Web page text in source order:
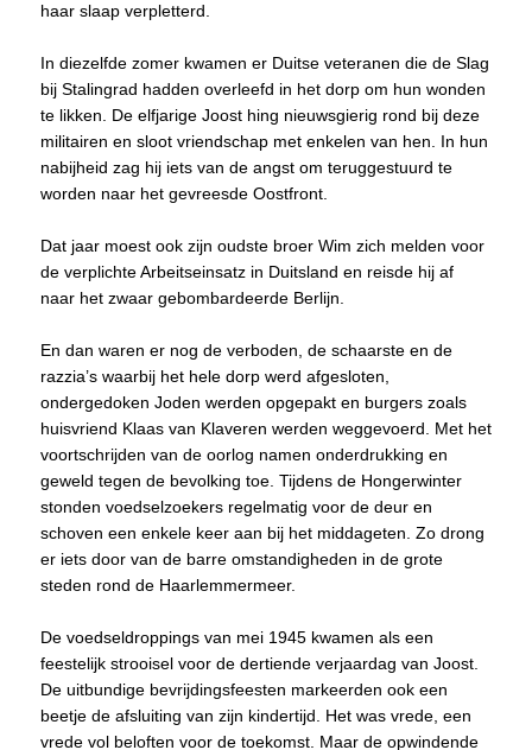
haar slaap verpletterd.
In diezelfde zomer kwamen er Duitse veteranen die de Slag
bij Stalingrad hadden overleefd in het dorp om hun wonden
te likken. De elfjarige Joost hing nieuwsgierig rond bij deze
militairen en sloot vriendschap met enkelen van hen. In hun
nabijheid zag hij iets van de angst om teruggestuurd te
worden naar het gevreesde Oostfront.
Dat jaar moest ook zijn oudste broer Wim zich melden voor
de verplichte Arbeitseinsatz in Duitsland en reisde hij af
naar het zwaar gebombardeerde Berlijn.
En dan waren er nog de verboden, de schaarste en de
razzia’s waarbij het hele dorp werd afgesloten,
ondergedoken Joden werden opgepakt en burgers zoals
huisvriend Klaas van Klaveren werden weggevoerd. Met het
voortschrijden van de oorlog namen onderdrukking en
geweld tegen de bevolking toe. Tijdens de Hongerwinter
stonden voedselzoekers regelmatig voor de deur en
schoven een enkele keer aan bij het middageten. Zo drong
er iets door van de barre omstandigheden in de grote
steden rond de Haarlemmermeer.
De voedseldroppings van mei 1945 kwamen als een
feestelijk strooisel voor de dertiende verjaardag van Joost.
De uitbundige bevrijdingsfeesten markeerden ook een
beetje de afsluiting van zijn kindertijd. Het was vrede, een
vrede vol beloften voor de toekomst. Maar de opwindende